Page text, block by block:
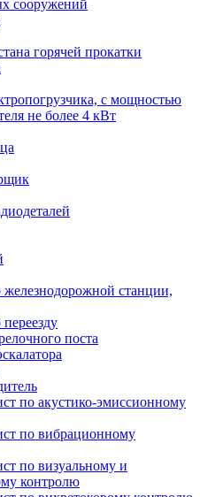
сооружений
горячей прокатки
с мощностью
не более 4 кВт
станции,
поста
по акустико-эмиссионному
по вибрационному
по визуальному и
контролю